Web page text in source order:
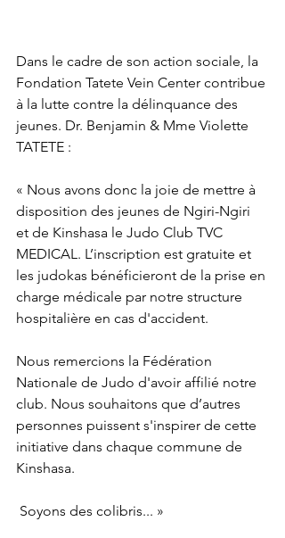
Dans le cadre de son action sociale, la
Fondation Tatete Vein Center contribue
à la lutte contre la délinquance des
jeunes. Dr. Benjamin & Mme Violette
TATETE :
« Nous avons donc la joie de mettre à
disposition des jeunes de Ngiri-Ngiri
et de Kinshasa le Judo Club TVC
MEDICAL. L’inscription est gratuite et
les judokas bénéficieront de la prise en
charge médicale par notre structure
hospitalière en cas d'accident.
Nous remercions la Fédération
Nationale de Judo d'avoir affilié notre
club. Nous souhaitons que d’autres
personnes puissent s'inspirer de cette
initiative dans chaque commune de
Kinshasa.
Soyons des colibris... »